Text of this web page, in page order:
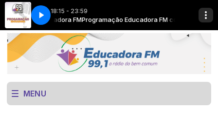
18:15 - 23:59
com Educadora FMProgramação Educadora FM com Educadora FM
here Now Playing info goes here
MENU